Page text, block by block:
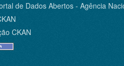
de Dados Abertos - Agência
CKAN